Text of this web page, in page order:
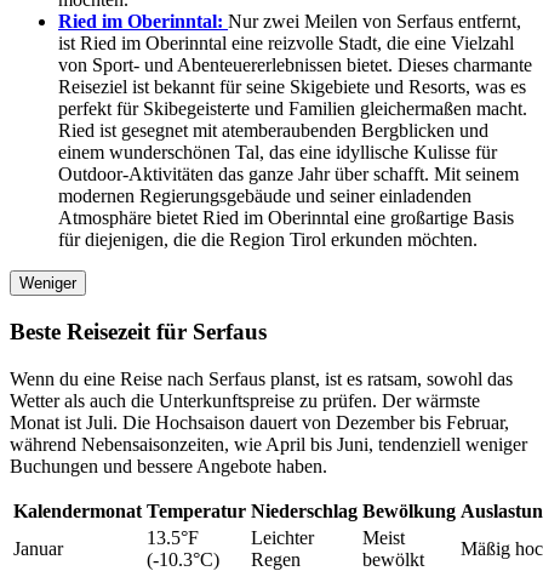
Ried im Oberinntal: Nur zwei Meilen von Serfaus entfernt,
ist Ried im Oberinntal eine reizvolle Stadt, die eine Vielzahl
von Sport- und Abenteuererlebnissen bietet. Dieses charmante
Reiseziel ist bekannt für seine Skigebiete und Resorts, was es
perfekt für Skibegeisterte und Familien gleichermaßen macht.
Ried ist gesegnet mit atemberaubenden Bergblicken und
einem wunderschönen Tal, das eine idyllische Kulisse für
Outdoor-Aktivitäten das ganze Jahr über schafft. Mit seinem
modernen Regierungsgebäude und seiner einladenden
Atmosphäre bietet Ried im Oberinntal eine großartige Basis
für diejenigen, die die Region Tirol erkunden möchten.
Weniger
Beste Reisezeit für Serfaus
Wenn du eine Reise nach Serfaus planst, ist es ratsam, sowohl das
Wetter als auch die Unterkunftspreise zu prüfen. Der wärmste
Monat ist Juli. Die Hochsaison dauert von Dezember bis Februar,
während Nebensaisonzeiten, wie April bis Juni, tendenziell weniger
Buchungen und bessere Angebote haben.
Kalendermonat Temperatur Niederschlag Bewölkung
Januar
13.5°F
(-10.3°C)
Leichter
Regen
Meist
bewölkt
Mäßig